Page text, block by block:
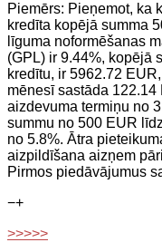
Piemērs: Pieņemot, ka
kredīta kopējā summa
līguma noformēšanas
(GPL) ir 9.44%, kopējā
kredītu, ir 5962.72
mēnesī sastāda
aizdevuma termiņu no
summu no 500 EUR
no 5.8%. Ātra
aizpildīšana aizņem
Pirmos piedāvājumus
−+
>>>>>